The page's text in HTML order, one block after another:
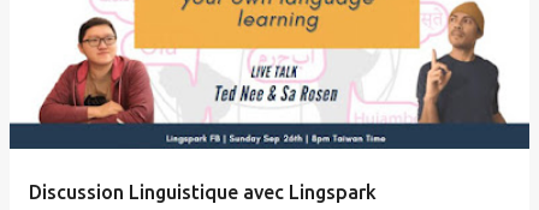
Discussion Linguistique avec Lingspark